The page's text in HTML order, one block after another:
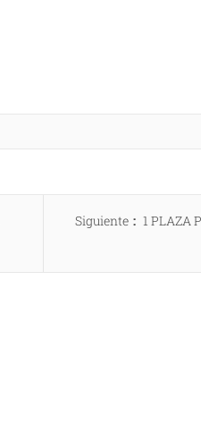
Siguiente
Entrada
1 PLAZA